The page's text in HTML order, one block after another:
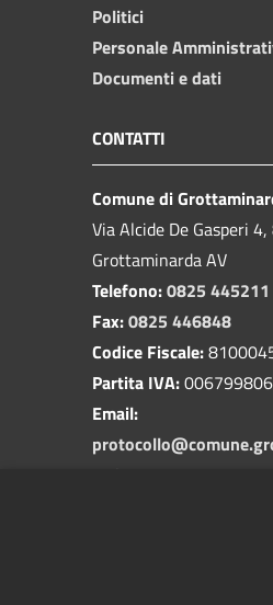
Politici
Personale
Documenti e dati
CONTATTI
Comune di
Via Alcide De Gasperi
Grottaminarda AV
Telefono:0825 445211
Fax:0825 446848
Codice Fiscale:
Partita IVA:
Email: